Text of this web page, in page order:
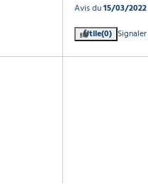
Avis du15/03/2022
Utile(0) Signaler